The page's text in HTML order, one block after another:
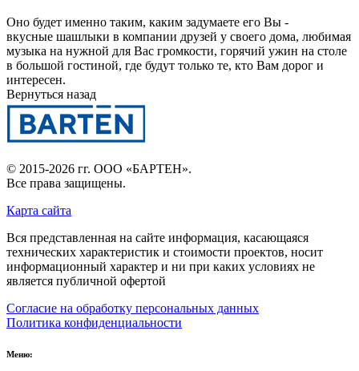
Оно будет именно таким, каким задумаете его Вы -
вкусные шашлыки в компании друзей у своего дома, любимая
музыка на нужной для Вас громкости, горячий ужин на столе
в большой гостиной, где будут только те, кто Вам дорог и
интересен.
Вернуться назад
© 2015-2026 гг. ООО «БАРТЕН».
Все права защищены.
Карта сайта
Вся представленная на сайте информация, касающаяся
технических характеристик и стоимости проектов, носит
информационный характер и ни при каких условиях не
является публичной офертой
Согласие на обработку персональных данных
Политика конфиденциальности
Меню: